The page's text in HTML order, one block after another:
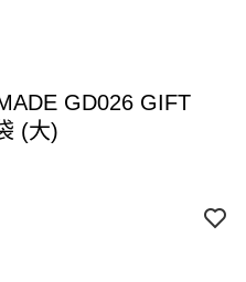
GD026 GIFT
(大)